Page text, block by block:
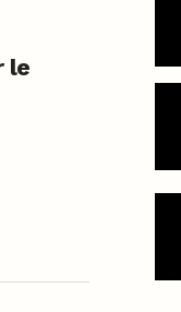
le